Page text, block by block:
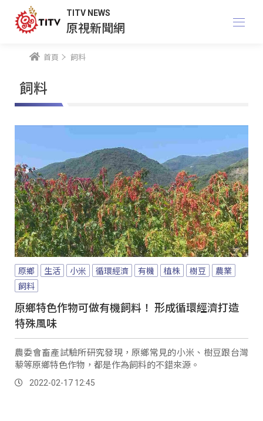
TITV NEWS
原視新聞網
首頁 飼料
飼料
原鄉 生活 小米 循環經濟 有機 植株 樹豆
農業
飼料
原鄉特色作物可做有機飼料！ 形成循環經濟打造
特殊風味
農委會畜產試驗所研究發現，原鄉常見的小米、樹豆跟台灣
藜等原鄉特色作物，都是作為飼料的不錯來源。
2022-02-17 12:45